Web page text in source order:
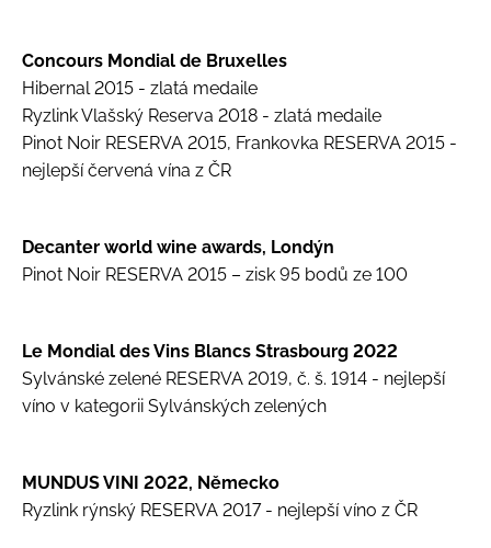
Concours Mondial de Bruxelles
Hibernal 2015 - zlatá medaile
Ryzlink Vlašský Reserva 2018 - zlatá medaile
Pinot Noir RESERVA 2015, Frankovka RESERVA 2015 -
nejlepší červená vína z ČR
Decanter world wine awards, Londýn
Pinot Noir RESERVA 2015 – zisk 95 bodů ze 100
Le Mondial des Vins Blancs Strasbourg 2022
Sylvánské zelené RESERVA 2019, č. š. 1914 - nejlepší
víno v kategorii Sylvánských zelených
MUNDUS VINI 2022, Německo
Ryzlink rýnský RESERVA 2017 - nejlepší víno z ČR